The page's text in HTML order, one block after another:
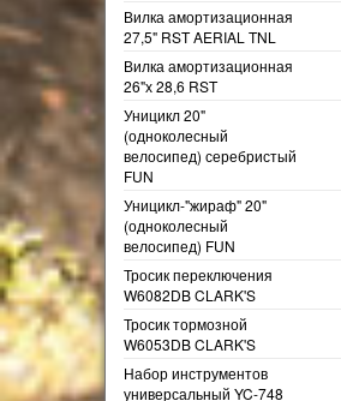
Вилка амортизационная
27,5" RST AERIAL TNL
Вилка амортизационная
26"х 28,6 RST
Уницикл 20"
(одноколесный
велосипед) серебристый
FUN
Уницикл-"жираф" 20"
(одноколесный
велосипед) FUN
Тросик переключения
W6082DB CLARK'S
Тросик тормозной
W6053DB CLARK'S
Набор инструментов
универсальный YC-748